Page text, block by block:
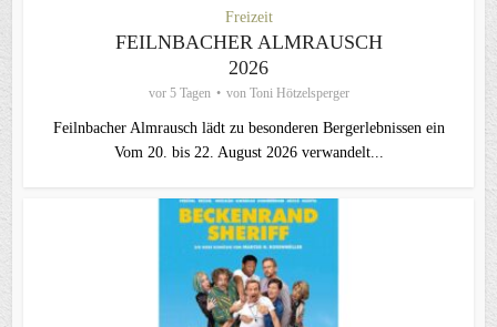
Freizeit
FEILNBACHER ALMRAUSCH
2026
vor 5 Tagen von Toni Hötzelsperger
Feilnbacher Almrausch lädt zu besonderen Bergerlebnissen ein
Vom 20. bis 22. August 2026 verwandelt...